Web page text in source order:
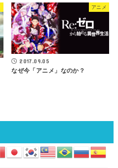
アニメ
2017.09.05
なぜ今「アニメ」なのか？